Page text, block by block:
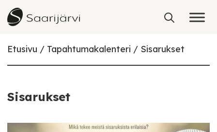
Skip to content
Etusivu Tapahtumakalenteri Sisarukset
Sisarukset